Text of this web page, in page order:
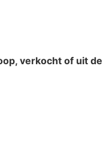
verkocht of uit de